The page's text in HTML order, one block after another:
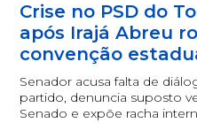
Crise no PSD do
após Irajá Abreu
convenção
Senador acusa falta de
partido, denuncia suposto
Senado e expõe racha